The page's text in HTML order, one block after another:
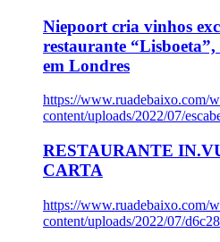
Niepoort cria vinhos
restaurante
em Londres
https://www.ruadebaixo.com/
content/uploads/2022/07/
RESTAURANTE
CARTA
https://www.ruadebaixo.com/
content/uploads/2022/07/